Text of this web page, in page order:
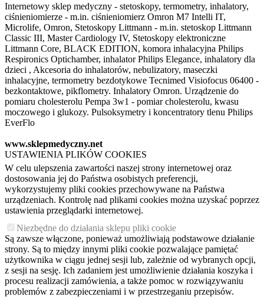
Internetowy sklep medyczny - stetoskopy, termometry, inhalatory,
ciśnieniomierze - m.in. ciśnieniomierz Omron M7 Intelli IT,
Microlife, Omron, Stetoskopy Littmann - m.in. stetoskop Littmann
Classic III, Master Cardiology IV, Stetoskopy elektroniczne
Littmann Core, BLACK EDITION, komora inhalacyjna Philips
Respironics Optichamber, inhalator Philips Elegance, inhalatory dla
dzieci , Akcesoria do inhalatorów, nebulizatory, maseczki
inhalacyjne, termometry bezdotykowe Tecnimed Visiofocus 06400 -
bezkontaktowe, pikflometry. Inhalatory Omron. Urządzenie do
pomiaru cholesterolu Pempa 3w1 - pomiar cholesterolu, kwasu
moczowego i glukozy. Pulsoksymetry i koncentratory tlenu Philips
EverFlo
www.sklepmedyczny.net
USTAWIENIA PLIKÓW COOKIES
W celu ulepszenia zawartości naszej strony internetowej oraz
dostosowania jej do Państwa osobistych preferencji,
wykorzystujemy pliki cookies przechowywane na Państwa
urządzeniach. Kontrolę nad plikami cookies można uzyskać poprzez
ustawienia przeglądarki internetowej.
Niezbędne do działania sklepu pliki cookie
Są zawsze włączone, ponieważ umożliwiają podstawowe działanie
strony. Są to między innymi pliki cookie pozwalające pamiętać
użytkownika w ciągu jednej sesji lub, zależnie od wybranych opcji,
z sesji na sesję. Ich zadaniem jest umożliwienie działania koszyka i
procesu realizacji zamówienia, a także pomoc w rozwiązywaniu
problemów z zabezpieczeniami i w przestrzeganiu przepisów.